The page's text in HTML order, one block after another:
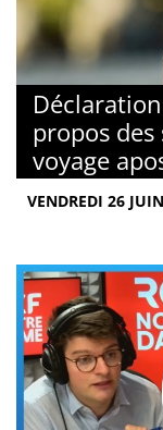
propos
voyage
VENDREDI 26